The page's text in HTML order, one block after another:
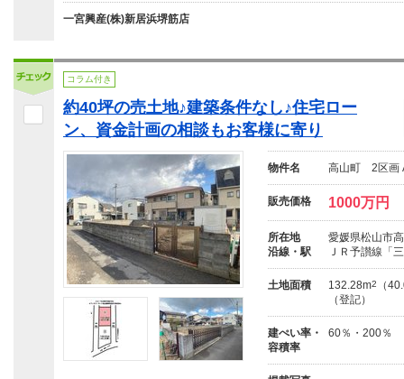
一宮興産(株)新居浜堺筋店
コラム付き
約40坪の売土地♪建築条件なし♪住宅ロー
ン、資金計画の相談もお客様に寄り
物件名 高山町 2区画
販売価格 1000万円
所在地
愛媛県松山市
沿線・駅
ＪＲ予讃線「
土地面積 132.28m2
（
（登記）
建ぺい率・
容積率
60％・200％